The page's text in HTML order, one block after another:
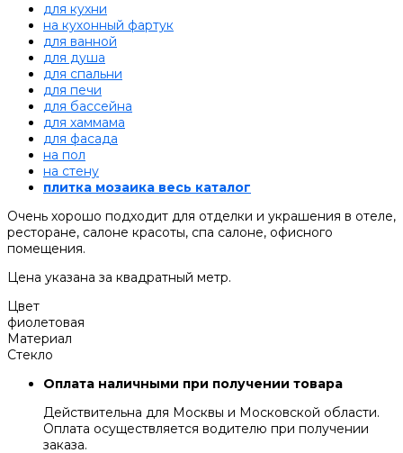
для кухни
на кухонный фартук
для ванной
для душа
для спальни
для печи
для бассейна
для хаммама
для фасада
на пол
на стену
плитка мозаика весь каталог
Очень хорошо подходит для отделки и украшения в отеле,
ресторане, салоне красоты, спа салоне, офисного
помещения.
Цена указана за квадратный метр.
Цвет
фиолетовая
Материал
Стекло
Оплата наличными при получении товара
Действительна для Москвы и Московской области.
Оплата осуществляется водителю при получении
заказа.